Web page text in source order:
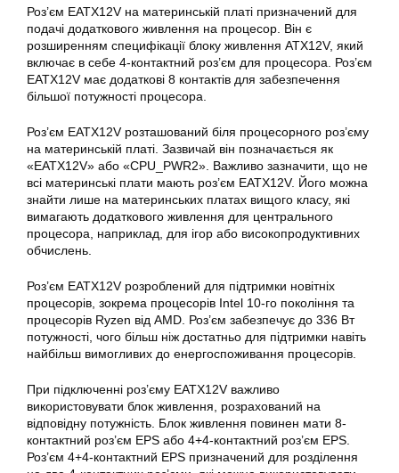
Роз’єм EATX12V на материнській платі призначений для
подачі додаткового живлення на процесор. Він є
розширенням специфікації блоку живлення ATX12V, який
включає в себе 4-контактний роз’єм для процесора. Роз’єм
EATX12V має додаткові 8 контактів для забезпечення
більшої потужності процесора.
Роз’єм EATX12Vрозташований біля процесорного роз’єму
на материнській платі. Зазвичай він позначається як
«EATX12V» або «CPU_PWR2». Важливо зазначити, що не
всі материнські плати мають роз’єм EATX12V. Його можна
знайти лише на материнських платах вищого класу, які
вимагають додаткового живлення для центрального
процесора, наприклад, для ігор або високопродуктивних
обчислень.
Роз’єм EATX12Vрозроблений для підтримки новітніх
процесорів, зокрема процесорів Intel 10-го покоління та
процесорів Ryzen від AMD. Роз’єм забезпечує до 336 Вт
потужності, чого більш ніж достатньо для підтримки навіть
найбільш вимогливих до енергоспоживання процесорів.
При підключенні роз’єму EATX12V важливо
використовувати блок живлення, розрахований на
відповідну потужність. Блок живлення повинен мати 8-
контактний роз’єм EPS або 4+4-контактний роз’єм EPS.
Роз’єм 4+4-контактний EPS призначений для розділення